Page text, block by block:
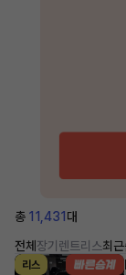
총 11,431 대
전체 장기렌트리스최
리스